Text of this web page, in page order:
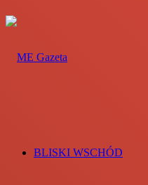
BLISKI WSCHÓD